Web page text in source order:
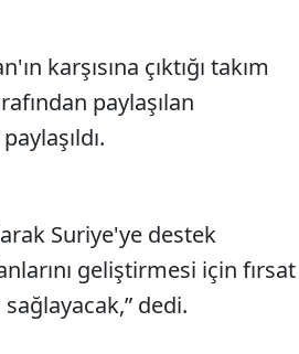
karşısına çıktığı takım
paylaşılan
Suriye'ye destek
geliştirmesi için fırsat
dedi.